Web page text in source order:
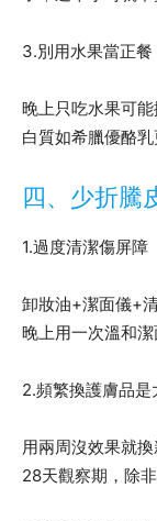
3.別用水果當正餐
晚上只吃水果可
白質如希臘優酪乳
四、少折騰
1.過度清潔傷屏障
卸妝油+潔面儀+
晚上用一次溫和潔
2.頻繁換護膚品是
用兩周沒效果就
28天觀察期，除